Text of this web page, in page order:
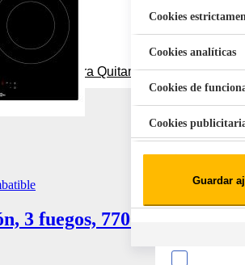
Aspiradora Quitamanchas 450W
3 fuegos, 7700w, táctil
Cookies
Cookies analíticas
Cookies de
Cookies
Guardar